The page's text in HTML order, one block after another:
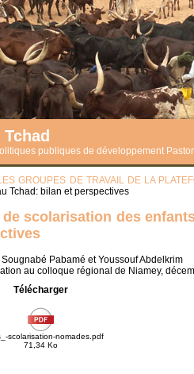
publiques de développement
GROUPES DE TRAVAIL DE LA
Tchad: bilan et perspectives
de scolarisation des
Sougnabé Pabamé et Youssouf Abdelkrim
au colloque régional de Niamey,
Télécharger
scolarisation-nomades.pdf
71,34 Ko